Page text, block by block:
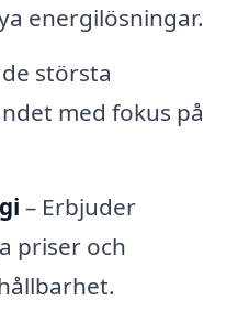
energilösningar.
de största
med fokus på
– Erbjuder
priser och